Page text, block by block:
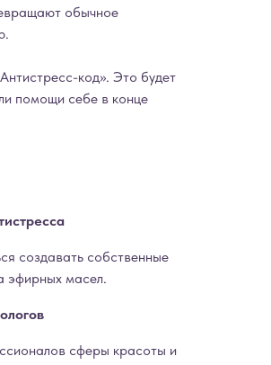
обычное
код». Это будет
помощи себе в конце
создавать собственные
эфирных масел.
сферы красоты и